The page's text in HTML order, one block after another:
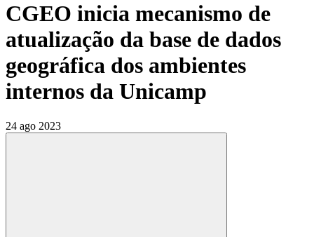
CGEO inicia mecanismo de
atualização da base de dados
geográfica dos ambientes
internos da Unicamp
24 ago 2023